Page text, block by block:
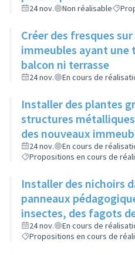
24 nov. Non réalisable
Créer des fresques
immeubles ayant une
balcon ni terrasse
24 nov. En cours de
Installer des plantes
structures
des nouveaux
24 nov.
En cours de
Propositions en cours de
Installer des nichoirs
panneaux
insectes, des fagots
pour stimuler la
Château à la Roue
24 nov.
En cours de
Propositions en cours de